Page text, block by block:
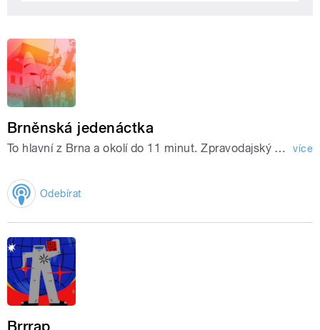
Brněnská jedenáctka
To hlavní z Brna a okolí do 11 minut. Zpravodajský souhrn Českého rozhlasu. Zprávy, které jste možná nestihli nebo se k vám přes algoritmy sociálních sítí nedostaly. více
Odebírat
Brrrap